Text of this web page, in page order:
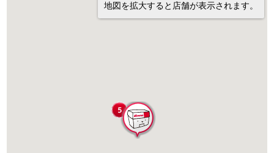
地図を拡大すると店舗が表示されます。